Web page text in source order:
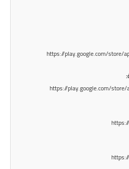
كتب مدرسية
https://play.google.com/store/
https://play.google.com/